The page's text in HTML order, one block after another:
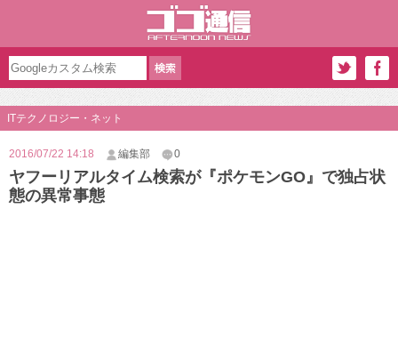
ITテクノロジー・ネット
2016/07/22 14:18 編集部 0
ヤフーリアルタイム検索が『ポケモンGO』で独占状
態の異常事態